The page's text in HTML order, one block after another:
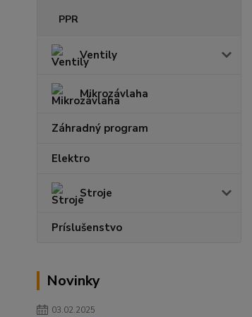
PPR
Ventily
Mikrozávlaha
Záhradný program
Elektro
Stroje
Príslušenstvo
Novinky
03.02.2025